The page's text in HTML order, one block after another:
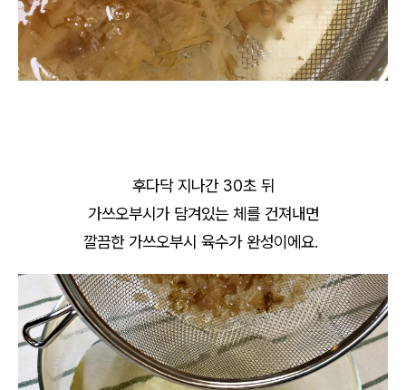
후다닥 지나간 30초 뒤
가쓰오부시가 담겨있는 체를 건져내면
깔끔한 가쓰오부시 육수가 완성이에요.